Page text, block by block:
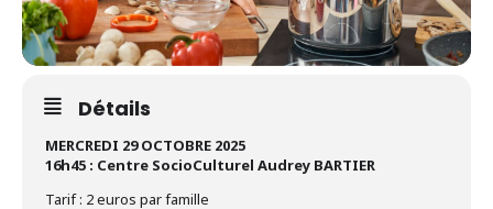
Détails
MERCREDI 29 OCTOBRE 2025
16h45 : Centre SocioCulturel Audrey BARTIER
Tarif : 2 euros par famille